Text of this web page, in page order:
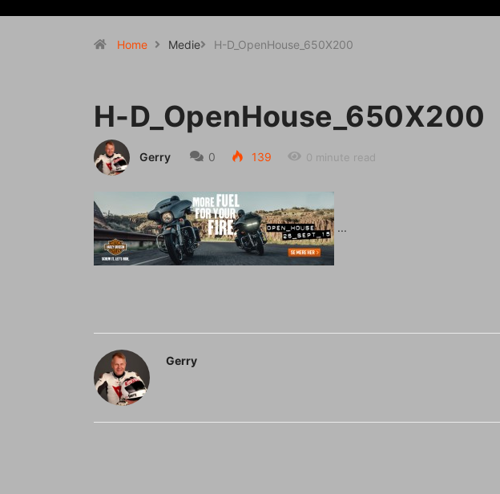
Home Medie H-D_OpenHouse_650X200
H-D_OpenHouse_650X200
Gerry 0 139 0 minute read
Gerry